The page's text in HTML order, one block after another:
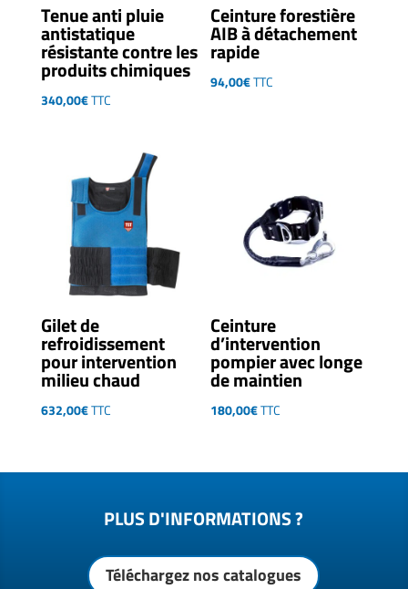
Tenue anti pluie
antistatique
résistante contre les
produits chimiques
340,00€TTC
Ceinture forestière
AIB à détachement
rapide
94,00€TTC
Gilet de
refroidissement
pour intervention
milieu chaud
632,00€TTC
Ceinture
d’intervention
pompier avec longe
de maintien
180,00€TTC
PLUS D'INFORMATIONS ?
Téléchargez nos catalogues